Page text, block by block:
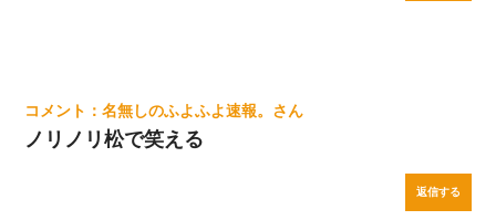
名無しのふよふよ速報。
ノリノリ松で笑える
返信する